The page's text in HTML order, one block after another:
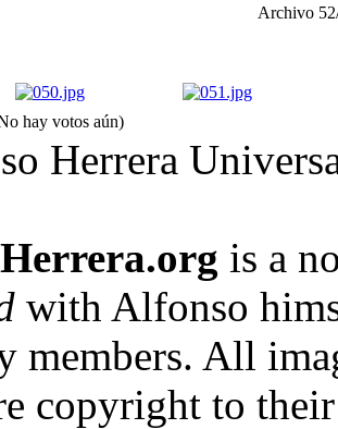
Archivo
hay votos aún)
Herrera
is a
with Alfonso
members. All
copyright to